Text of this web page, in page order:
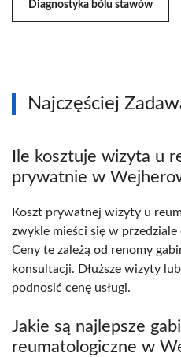
Diagnostyka bólu stawów
Najczęściej
Ile kosztuje wizyta u
prywatnie w
Koszt prywatnej wizyty u
zwykle mieści się w przedziale
Ceny te zależą od renomy
konsultacji. Dłuższe wizyty
podnosić cenę usługi.
Jakie są najlepsze
reumatologiczne w